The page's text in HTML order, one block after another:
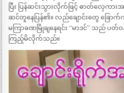
ပြီး ပြန်ဆင်းသွားလိုက်ဖြင့် ဓာတ်လှေကာ
ဆင်တူနေပြန်၏။ လည်ချောင်းတွေ ခြ
မကြာခဏမြိုချနေရင်း “မာဒင်” သည် ပ
ကြည့်မိလိုက်သည်။